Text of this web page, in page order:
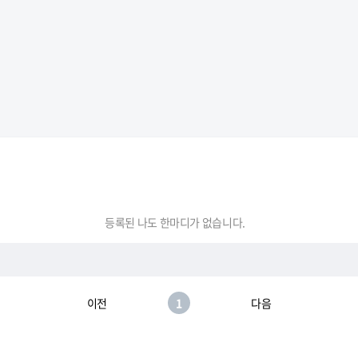
등록된 나도 한마디가 없습니다.
이전 1 다음